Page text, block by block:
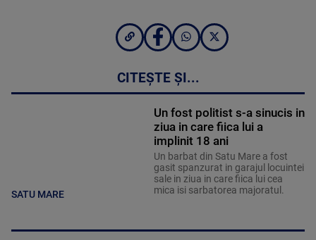
CITEȘTE ȘI...
SATU MARE
Un fost politist s-a sinucis in
ziua in care fiica lui a
implinit 18 ani
Un barbat din Satu Mare a fost
gasit spanzurat in garajul locuintei
sale in ziua in care fiica lui cea
mica isi sarbatorea majoratul.